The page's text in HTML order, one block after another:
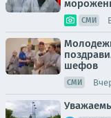
СМИ
шефов
СМИ